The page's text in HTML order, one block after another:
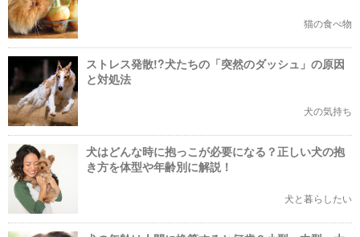
猫の食べ物
ストレス発散!?犬たちの「突然のダッシュ」の原因
と対処法
犬の気持ち
犬はどんな時に抱っこが必要になる？正しい犬の抱
き方を体型や年齢別に解説！
犬と暮らしたい